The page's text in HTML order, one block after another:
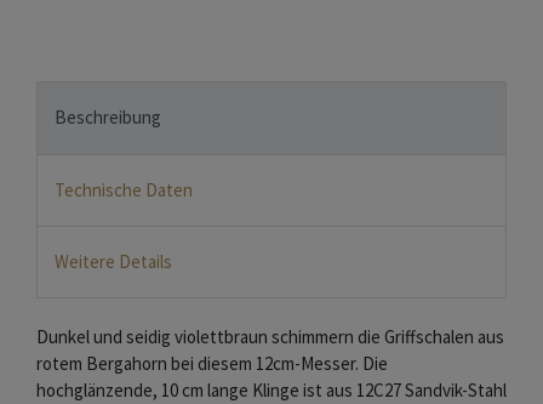
Beschreibung
Technische Daten
Weitere Details
Dunkel und seidig violettbraun schimmern die Griffschalen aus
rotem Bergahorn bei diesem 12cm-Messer. Die
hochglänzende, 10 cm lange Klinge ist aus 12C27 Sandvik-Stahl